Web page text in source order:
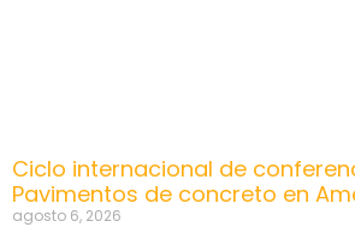
Ciclo internacional de
Pavimentos de concreto en
agosto 6, 2026